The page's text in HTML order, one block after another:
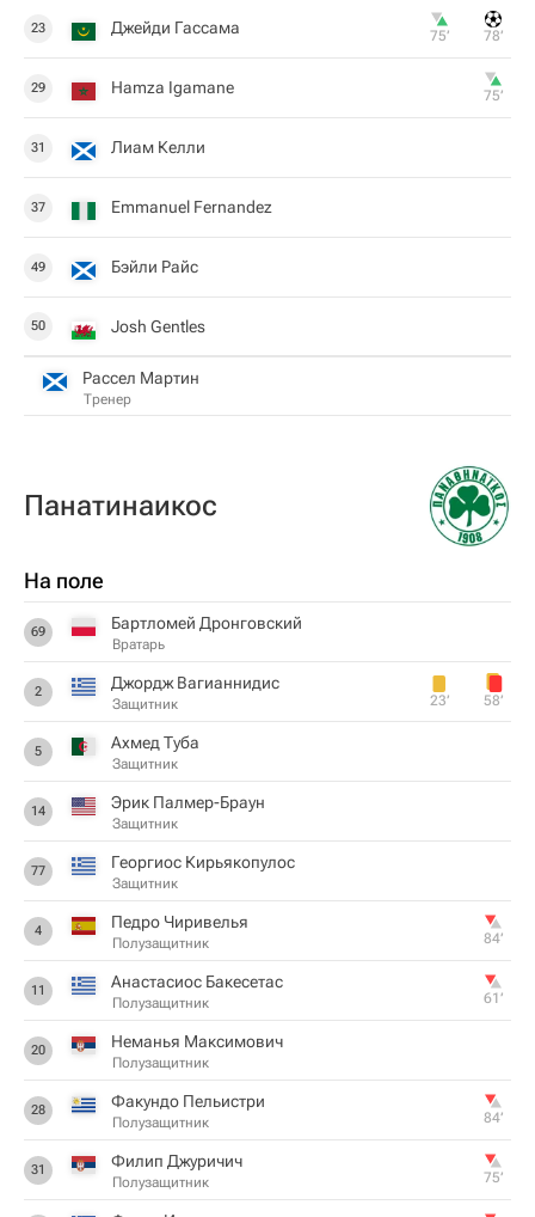
23 Джейди Гассама 75‎’‎ 78‎’‎
29 Hamza Igamane 75‎’‎
31 Лиам Келли
37 Emmanuel Fernandez
49 Бэйли Райс
50 Josh Gentles
Рассел Мартин
Тренер
Панатинаикос
На поле
69 Бартломей Дронговский
Вратарь
2 Джордж Вагианнидис
Защитник 23‎’‎ 58‎’‎
5 Ахмед Туба
Защитник
14 Эрик Палмер-Браун
Защитник
77 Георгиос Кирьякопулос
Защитник
4 Педро Чиривелья
Полузащитник 84‎’‎
11 Анастасиос Бакесетас
Полузащитник 61‎’‎
20 Неманья Максимович
Полузащитник
28 Факундо Пельистри
Полузащитник 84‎’‎
31 Филип Джуричич
Полузащитник 75‎’‎